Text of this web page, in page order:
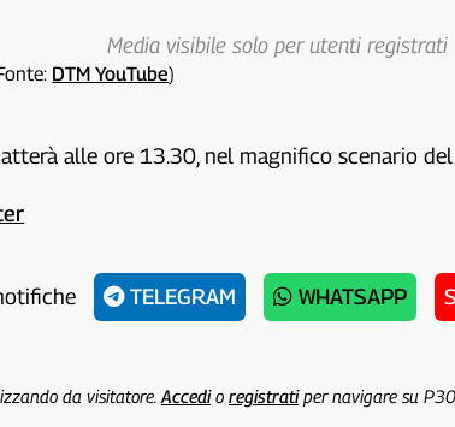
Media visibile solo per utenti registrati
DTM YouTube)
alle ore 13.30, nel magnifico scenario
TELEGRAM WHATSAPP
da visitatore. Accedio registratiper navigare su